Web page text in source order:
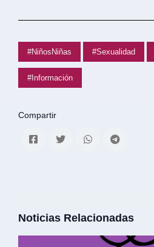
#NiñosNiñas #Sexualidad
#Información
Compartir
Noticias Relacionadas